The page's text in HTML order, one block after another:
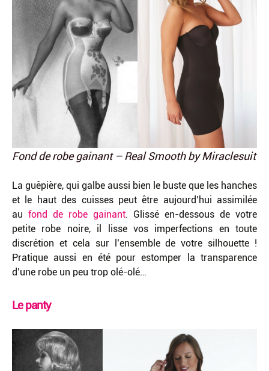
Fond de robe gainant – Real Smooth by Miraclesuit
La guêpière, qui galbe aussi bien le buste que les hanches
et le haut des cuisses peut être aujourd’hui assimilée
au fond de robe gainant. Glissé en-dessous de votre
petite robe noire, il lisse vos imperfections en toute
discrétion et cela sur l’ensemble de votre silhouette !
Pratique aussi en été pour estomper la transparence
d’une robe un peu trop olé-olé…
Le panty